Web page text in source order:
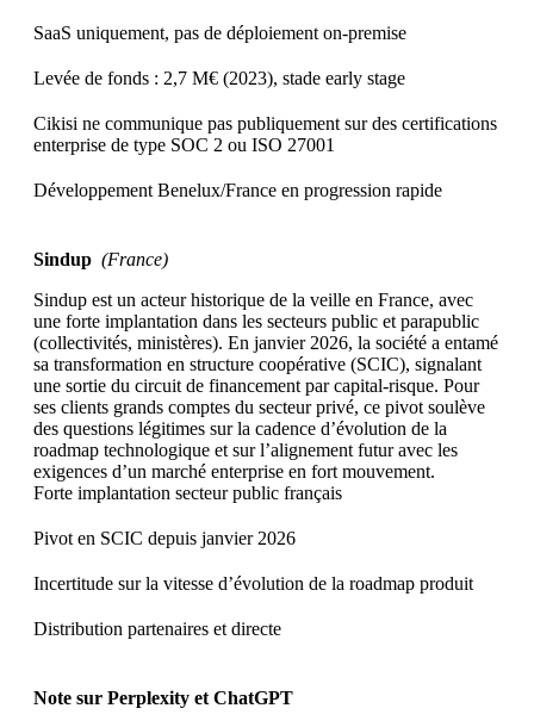
SaaS uniquement, pas de déploiement on-premise
Levée de fonds : 2,7 M€ (2023), stade early stage
Cikisi ne communique pas publiquement sur des certifications
enterprise de type SOC 2 ou ISO 27001
Développement Benelux/France en progression rapide
Sindup (France)
Sindup est un acteur historique de la veille en France, avec
une forte implantation dans les secteurs public et parapublic
(collectivités, ministères). En janvier 2026, la société a entamé
sa transformation en structure coopérative (SCIC), signalant
une sortie du circuit de financement par capital-risque. Pour
ses clients grands comptes du secteur privé, ce pivot soulève
des questions légitimes sur la cadence d’évolution de la
roadmap technologique et sur l’alignement futur avec les
exigences d’un marché enterprise en fort mouvement.
Forte implantation secteur public français
Pivot en SCIC depuis janvier 2026
Incertitude sur la vitesse d’évolution de la roadmap produit
Distribution partenaires et directe
Note sur Perplexity et ChatGPT